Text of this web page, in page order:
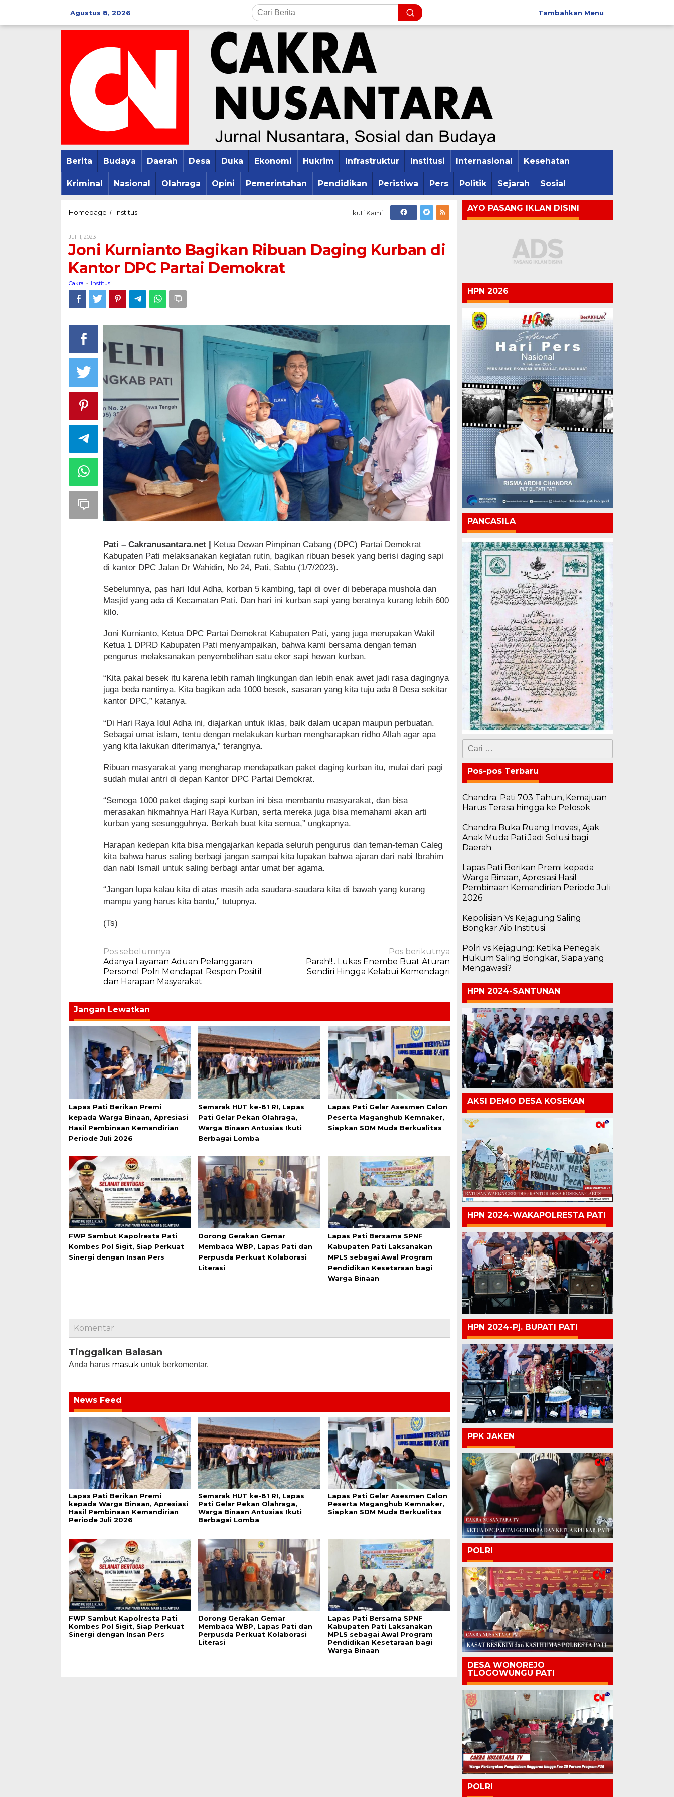
konten
Agustus 8, 2026 Tambahkan Menu
Berita Budaya Daerah Desa Duka Ekonomi Hukrim Infrastruktur Institusi Internasional Kesehatan
Kriminal Nasional Olahraga Opini Pemerintahan Pendidikan Peristiwa Pers Politik Sejarah Sosial
Homepage / InstitusiJoni
Ribuan
Daging
Kurban
di
DPC
Partai
Ikuti Kami
Juli 1, 2023Oleh
Cakra
Joni Kurnianto Bagikan Ribuan Daging Kurban di
Kantor DPC Partai Demokrat
Cakra - Institusi
Pati – Cakranusantara.net |
Ketua Dewan Pimpinan Cabang (DPC) Partai Demokrat
Kabupaten Pati melaksanakan kegiatan rutin, bagikan ribuan besek yang berisi daging sapi
di kantor DPC Jalan Dr Wahidin, No 24, Pati, Sabtu (1/7/2023).
Sebelumnya, pas hari Idul Adha, korban 5 kambing, tapi di over di beberapa mushola dan
Masjid yang ada di Kecamatan Pati. Dan hari ini kurban sapi yang beratnya kurang lebih 600
kilo.
Joni Kurnianto, Ketua DPC Partai Demokrat Kabupaten Pati, yang juga merupakan Wakil
Ketua 1 DPRD Kabupaten Pati menyampaikan, bahwa kami bersama dengan teman
pengurus melaksanakan penyembelihan satu ekor sapi hewan kurban.
“Kita pakai besek itu karena lebih ramah lingkungan dan lebih enak awet jadi rasa dagingnya
juga beda nantinya. Kita bagikan ada 1000 besek, sasaran yang kita tuju ada 8 Desa sekitar
kantor DPC,” katanya.
“Di Hari Raya Idul Adha ini, diajarkan untuk iklas, baik dalam ucapan maupun perbuatan.
Sebagai umat islam, tentu dengan melakukan kurban mengharapkan ridho Allah agar apa
yang kita lakukan diterimanya,” terangnya.
Ribuan masyarakat yang mengharap mendapatkan paket daging kurban itu, mulai dari pagi
sudah mulai antri di depan Kantor DPC Partai Demokrat.
“Semoga 1000 paket daging sapi kurban ini bisa membantu masyarakat, dan bisa
merasakan hikmahnya Hari Raya Kurban, serta mereka juga bisa memahami akan arti
kurban yang sesungguhnya. Berkah buat kita semua,” ungkapnya.
Harapan kedepan kita bisa mengajarkan kepada seluruh pengurus dan teman-teman Caleg
kita bahwa harus saling berbagi jangan sampai kita lupakan bahwa ajaran dari nabi Ibrahim
dan nabi Ismail untuk saling berbagi antar umat ber agama.
“Jangan lupa kalau kita di atas masih ada saudara-saudara kita di bawah yang kurang
mampu yang harus kita bantu,” tutupnya.
(Ts)
Navigasi
pos
Pos sebelumnya
Adanya Layanan Aduan Pelanggaran
Personel Polri Mendapat Respon Positif
dan Harapan Masyarakat
Pos berikutnya
Parah!!.. Lukas Enembe Buat Aturan
Sendiri Hingga Kelabui Kemendagri
Jangan Lewatkan
Lapas Pati Berikan Premi
kepada Warga Binaan, Apresiasi
Hasil Pembinaan Kemandirian
Periode Juli 2026
Semarak HUT ke-81 RI, Lapas
Pati Gelar Pekan Olahraga,
Warga Binaan Antusias Ikuti
Berbagai Lomba
Lapas Pati Gelar Asesmen Calon
Peserta Maganghub Kemnaker,
Siapkan SDM Muda Berkualitas
FWP Sambut Kapolresta Pati
Kombes Pol Sigit, Siap Perkuat
Sinergi dengan Insan Pers
Dorong Gerakan Gemar
Membaca WBP, Lapas Pati dan
Perpusda Perkuat Kolaborasi
Literasi
Lapas Pati Bersama SPNF
Kabupaten Pati Laksanakan
MPLS sebagai Awal Program
Pendidikan Kesetaraan bagi
Warga Binaan
Komentar
Tinggalkan Balasan
Anda harus masuk untuk berkomentar.
News Feed
Lapas Pati Berikan Premi
kepada Warga Binaan, Apresiasi
Hasil Pembinaan Kemandirian
Periode Juli 2026
Semarak HUT ke-81 RI, Lapas
Pati Gelar Pekan Olahraga,
Warga Binaan Antusias Ikuti
Berbagai Lomba
Lapas Pati Gelar Asesmen Calon
Peserta Maganghub Kemnaker,
Siapkan SDM Muda Berkualitas
FWP Sambut Kapolresta Pati
Kombes Pol Sigit, Siap Perkuat
Sinergi dengan Insan Pers
Dorong Gerakan Gemar
Membaca WBP, Lapas Pati dan
Perpusda Perkuat Kolaborasi
Literasi
Lapas Pati Bersama SPNF
Kabupaten Pati Laksanakan
MPLS sebagai Awal Program
Pendidikan Kesetaraan bagi
Warga Binaan
AYO PASANG IKLAN DISINI
HPN 2026
PANCASILA
Cari
untuk:
Pos-pos Terbaru
Chandra: Pati 703 Tahun, Kemajuan
Harus Terasa hingga ke Pelosok
Chandra Buka Ruang Inovasi, Ajak
Anak Muda Pati Jadi Solusi bagi
Daerah
Lapas Pati Berikan Premi kepada
Warga Binaan, Apresiasi Hasil
Pembinaan Kemandirian Periode Juli
2026
Kepolisian Vs Kejagung Saling
Bongkar Aib Institusi
Polri vs Kejagung: Ketika Penegak
Hukum Saling Bongkar, Siapa yang
Mengawasi?
HPN 2024-SANTUNAN
AKSI DEMO DESA KOSEKAN
HPN 2024-WAKAPOLRESTA PATI
HPN 2024-Pj. BUPATI PATI
PPK JAKEN
POLRI
DESA WONOREJO
TLOGOWUNGU PATI
POLRI